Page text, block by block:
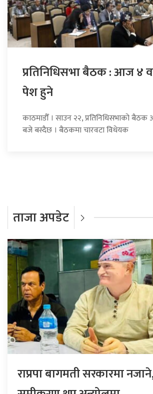
प्रतिनिधिसभा बैठक : आज ४
पेश हुने
काठमाडौँ । साउन २२, प्रतिनिधिसभाको
बजे बस्दैछ । बैठकमा चारवटा विधेयक
ताजा अपडेट
राप्रपा बागमती सरकारमा